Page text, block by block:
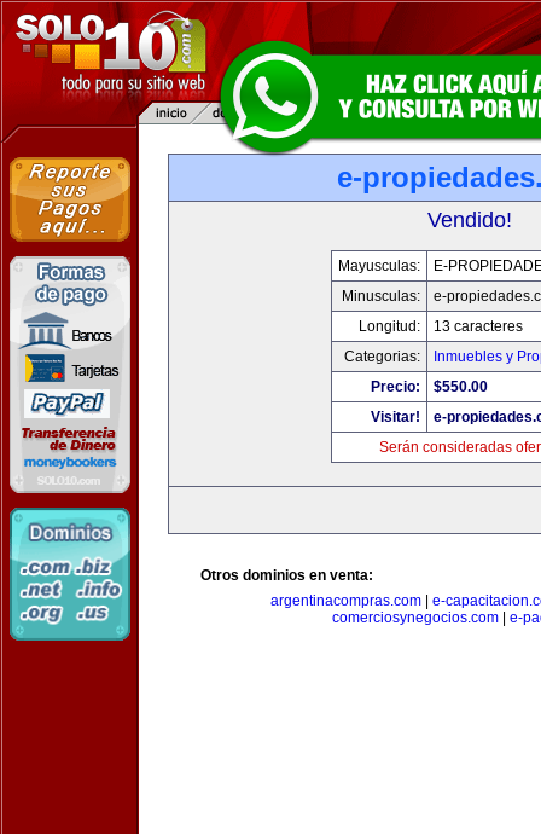
e-
Vendido!
Mayusculas:
E-
Minusculas:
e-
Longitud:
13 caracteres
Categorias:
Inmuebles y
Precio:
$550.00
Visitar!
e-
Serán consideradas
Otros dominios en venta:
argentinacompras.com| e-
comerciosynegocios.com
e-